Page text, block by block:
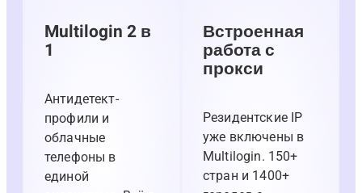
Multilogin 2 в
1
Антидетект-
профили и
облачные
телефоны в
единой
Встроенная
работа с
прокси
Резидентские IP
уже включены в
Multilogin. 150+
стран и 1400+